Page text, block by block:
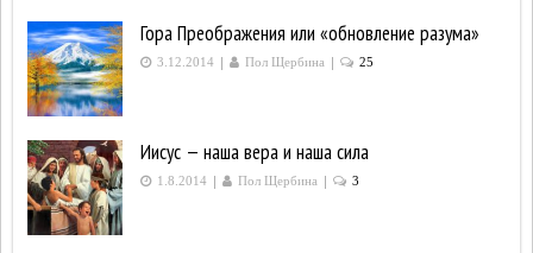
Гора Преображения или «обновление разума»
3.12.2014 | Пол Щербина | 25
Иисус — наша вера и наша сила
1.8.2014 | Пол Щербина | 3